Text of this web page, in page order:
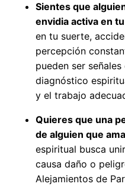
Sientes que
envidia activa en
en tu suerte,
percepción
pueden ser
diagnóstico
y el trabajo
Quieres que una
de alguien que
espiritual busca
causa daño o
Alejamientos de